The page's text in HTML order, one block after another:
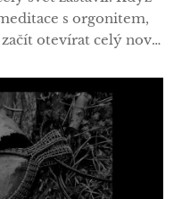
s orgonitem,
začít otevírat celý nový
malé kameny plné
schopné přeměnit
ve svém okolí na
nástroj pro zlepšení
zdraví, který
být...